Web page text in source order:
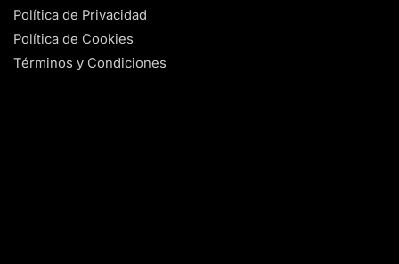
Política de Privacidad
Política de Cookies
Términos y Condiciones